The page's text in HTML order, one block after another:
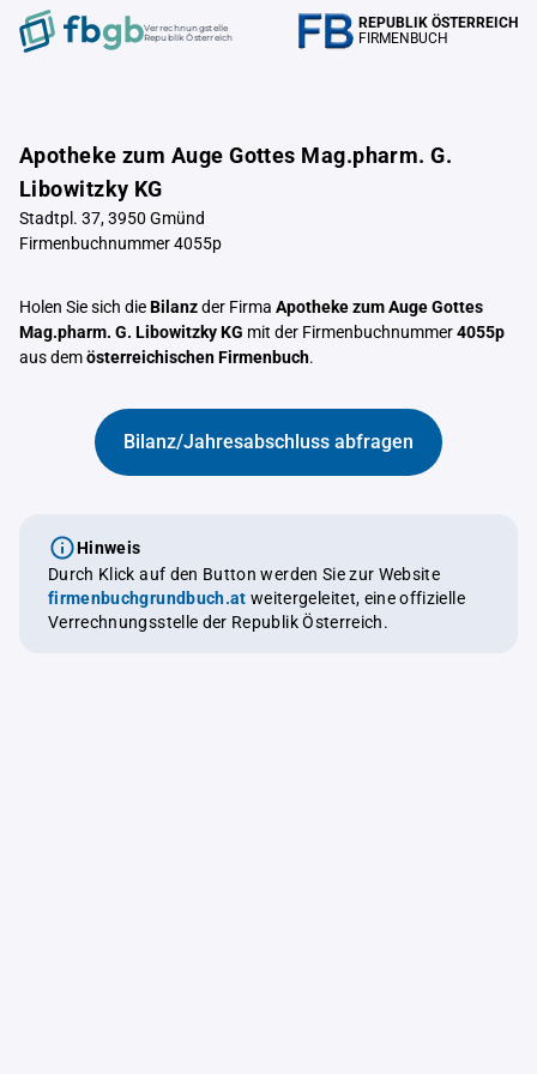
Verrechnungstelle
Republik Österreich
REPUBLIK ÖSTERREICH
FIRMENBUCH
Apotheke zum Auge Gottes Mag.pharm. G.
Libowitzky KG
Stadtpl. 37, 3950 Gmünd
Firmenbuchnummer 4055p
Holen Sie sich dieBilanzder Firma Apotheke zum Auge Gottes
Mag.pharm. G. Libowitzky KG mit der Firmenbuchnummer4055p
aus demösterreichischen Firmenbuch.
Bilanz/Jahresabschluss abfragen
Hinweis
Durch Klick auf den Button werden Sie zur Website
firmenbuchgrundbuch.at weitergeleitet, eine offizielle
Verrechnungsstelle der Republik Österreich.